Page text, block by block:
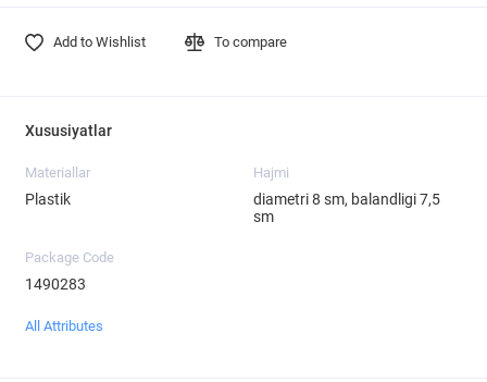
Add to Wishlist To compare
Xususiyatlar
Materiallar
Plastik
Hajmi
diametri 8 sm, balandligi 7,5
sm
Package Code
1490283
All Attributes